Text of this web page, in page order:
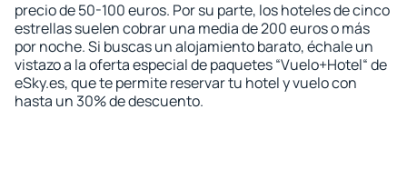
precio de 50-100 euros. Por su parte, los hoteles de cinco
estrellas suelen cobrar una media de 200 euros o más
por noche. Si buscas un alojamiento barato, échale un
vistazo a la oferta especial de paquetes “Vuelo+Hotel“ de
eSky.es, que te permite reservar tu hotel y vuelo con
hasta un 30% de descuento.